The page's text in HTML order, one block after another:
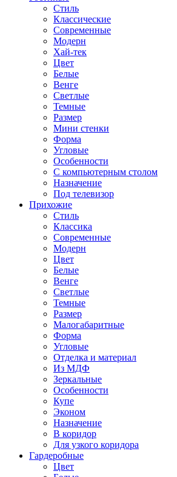
Стиль
Классические
Современные
Модерн
Хай-тек
Цвет
Белые
Венге
Светлые
Темные
Размер
Мини стенки
Форма
Угловые
Особенности
С компьютерным столом
Назначение
Под телевизор
Прихожие
Стиль
Классика
Современные
Модерн
Цвет
Белые
Венге
Светлые
Темные
Размер
Малогабаритные
Форма
Угловые
Отделка и материал
Из МДФ
Зеркальные
Особенности
Купе
Эконом
Назначение
В коридор
Для узкого коридора
Гардеробные
Цвет